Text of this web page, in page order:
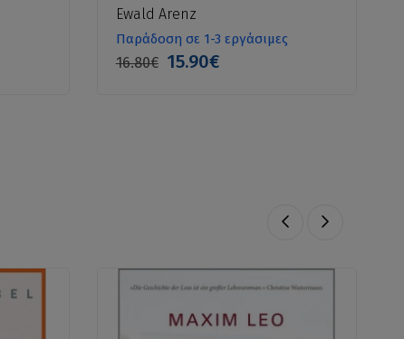
Ewald Arenz
Παράδοση σε 1-3 εργάσιμες
16.80€ 15.90€